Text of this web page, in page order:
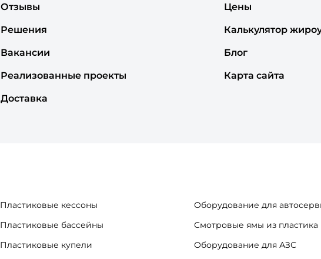
Отзывы
Решения
Вакансии
Реализованные проекты
Доставка
Цены
Калькулятор
Блог
Карта сайта
Пластиковые кессоны
Пластиковые бассейны
Пластиковые купели
Оборудование для
Смотровые ямы из пластика
Оборудование для АЗС